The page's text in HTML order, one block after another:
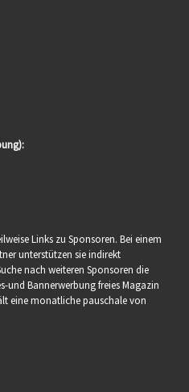
Links zu Sponsoren. Bei einem
unterstützen sie indirekt
nach weiteren Sponsoren die
und Bannerwerbung freies Magazin
eine monatliche pauschale von